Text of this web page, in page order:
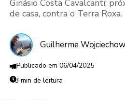
Ginásio Costa Cavalcanti;
de casa, contra o Terra Roxa.
Guilherme
06/04/2025
3 min de leitura